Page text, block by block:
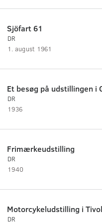
Sjöfart 61
DR
1. august 1961
Et besøg på udstillingen i
DR
1936
Frimærkeudstilling
DR
1940
Motorcykeludstilling i
DR